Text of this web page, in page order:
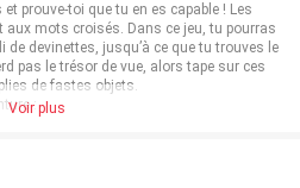
prouve-toi que tu en es capable ! Les
aux mots croisés. Dans ce jeu, tu pourras
de devinettes, jusqu’à ce que tu trouves le
pas le trésor de vue, alors tape sur ces
de fastes objets.
:
aux niveaux de difficulté différents.
Voir plus